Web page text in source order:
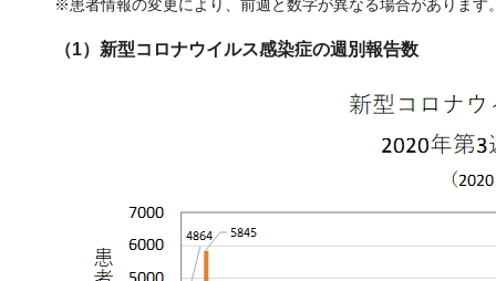
※患者情報の変更により、前週と数字が異なる場合があります
（1）新型コロナウイルス感染症の週別報告数